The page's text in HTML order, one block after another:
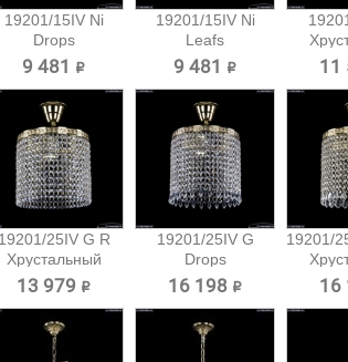
19201/15IV Ni
Drops
Хрустальный...
9 481 ₽
19201/15IV Ni
Leafs
Хрустальный...
9 481 ₽ 11
19201/25IV G R
Хрустальный
подвес...
13 979 ₽
19201/25IV G
Drops
Хрустальный
16 198 ₽
19201/
16